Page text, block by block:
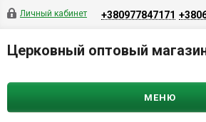
Личный кабинет +380977847171
Церковный оптовый
МЕНЮ